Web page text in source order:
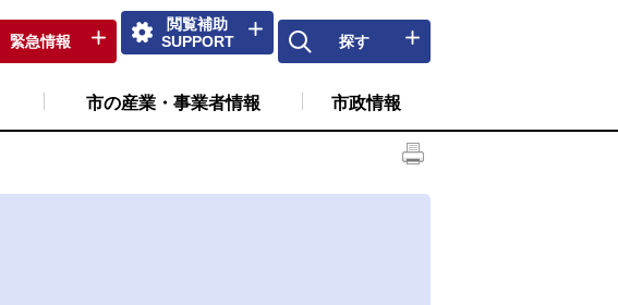
緊急情報
閲覧補助
SUPPORT
探す
市の産業・事業者情報 市政情報